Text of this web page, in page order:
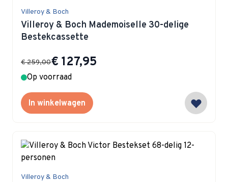
Villeroy & Boch
Villeroy & Boch Mademoiselle 30-delige
Bestekcassette
Special Price
€ 127,95
€ 259,00
Op voorraad
In winkelwagen
Villeroy & Boch